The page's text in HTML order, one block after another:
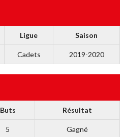
Ligue Saison
Cadets 2019-2020
Buts Résultat
5 Gagné